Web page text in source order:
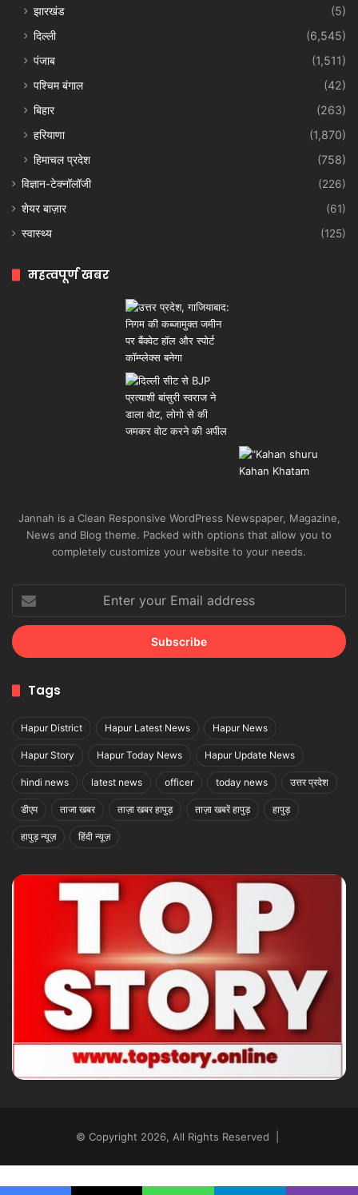
झारखंड
(5)
दिल्ली
(6,545)
पंजाब
(1,511)
पश्चिम बंगाल
(42)
बिहार
(263)
हरियाणा
(1,870)
हिमाचल प्रदेश
(758)
विज्ञान-टेक्नॉलॉजी
(226)
शेयर बाज़ार
(61)
स्वास्थ्य
(125)
महत्वपूर्ण खबर
Jannah is a Clean Responsive WordPress Newspaper, Magazine,
News and Blog theme. Packed with options that allow you to
completely customize your website to your needs.
your
Email
address
Tags
Hapur District Hapur Latest News Hapur News
Hapur Story Hapur Today News Hapur Update News
hindi news latest news officer today news उत्तर प्रदेश
डीएम ताजा खबर ताज़ा खबर हापुड़ ताज़ा खबरें हापुड़ हापुड़
हापुड़ न्यूज़ हिंदी न्यूज़
© Copyright 2026, All Rights Reserved |